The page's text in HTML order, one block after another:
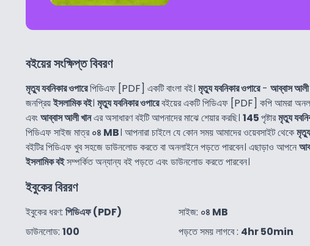
বইয়ের সংক্ষিপ্ত বিবরণ
মৃত্যু যবনিকার ওপারেপিডিএফ [PDF] একটি বাংলা বই। মৃত্যু যবনিকার ওপারে- আব্বাস আলী
জনপ্রিয়ইসলামিক বই। মৃত্যু যবনিকার ওপারেবইয়ের একটি পিডিএফ [PDF] কপি আমরা
এবংআব্বাস আলী খানএর অসাধারণ বইটি আপনাদের মাঝে শেয়ার করছি। 145পৃষ্টারমৃত্যু
পিডিএফ সাইজ মাত্র০৪ MB। আপনারা চাইলে যে কোন সময় আমাদের ওয়েবসাইট থেকে
বইটির পিডিএফ খুব সহজে ডাউনলোড করতে বা অনলাইনে পড়তে পারবেন। এছাড়াও আপনে
ইসলামিক বইসম্পর্কিত অন্যান্য বই পড়তে এবং ডাউনলোড করতে পারবেন।
ইবুকের বিররণ
ইবুকের ধরণ: পিডিএফ (PDF)
ডাউনলোড: 100
সাইজ: ০৪ MB
পড়তে সময় লাগবে : 4hr 50min